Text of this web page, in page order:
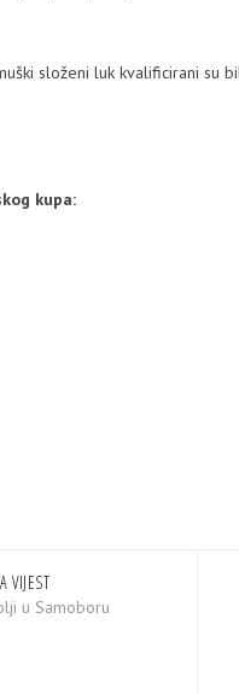
složeni luk kvalificirani su
kupa:
VIJEST
u Samoboru